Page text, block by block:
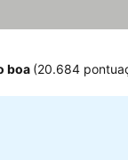
boa (20.684